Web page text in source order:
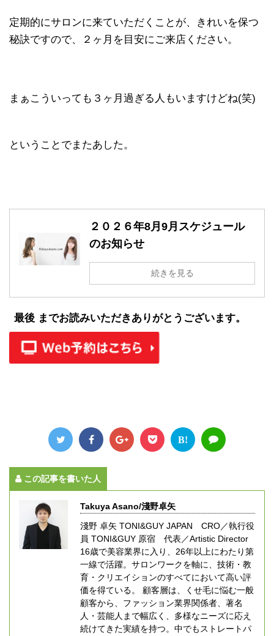
定期的にサロンに来ていただくことが、きれいを保つ
秘訣ですので、２ヶ月を目安にご来店ください。
まぁこういっても３ヶ月過ぎる人もいますけどね(笑)
ということでまたあした。
２０２６年8月9月スケジュール
のお知らせ
続きを見る
最後 までお読みいただきありがとうございます。
B!
この記事を書いた人
Takuya Asano/淺野卓矢
淺野 卓矢 TONI&GUY JAPAN CRO／執行役
員 TONI&GUY 原宿 代表／Artistic Director
16歳で美容業界に入り、26年以上にわたり第
一線で活躍。サロンワークを軸に、技術・教
育・クリエイションのすべてにおいて高い評
価を得ている。 顧客層は、くせ毛に悩む一般
顧客から、ファッション業界関係者、著名
人・芸能人まで幅広く、多様なニーズに応え
続けてきた実績を持つ。中でもストレートパ